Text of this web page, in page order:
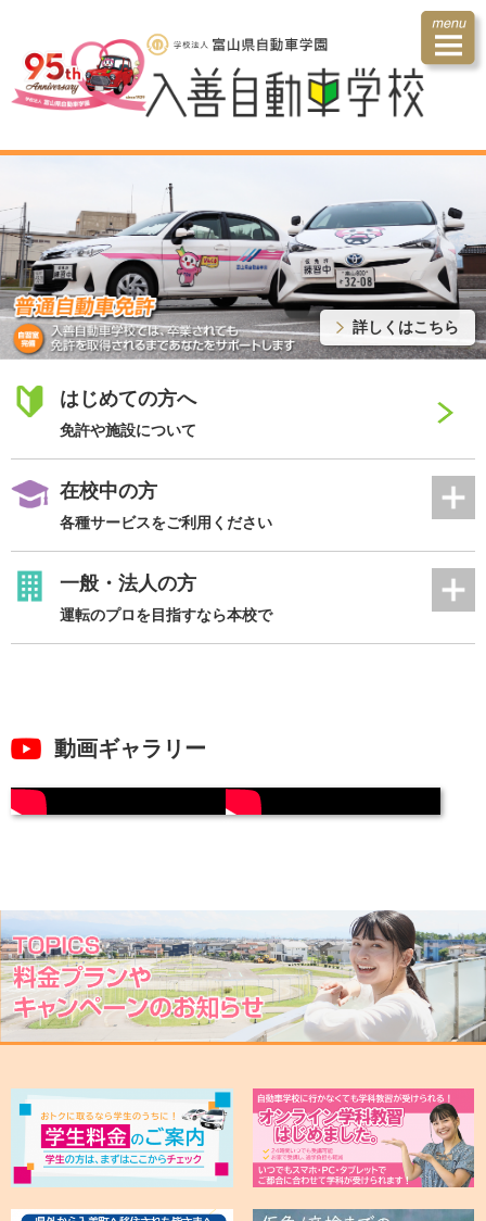
詳しくはこちら
はじめての方へ
免許や施設について
在校中の方
各種サービスをご利用ください
一般・法人の方
運転のプロを目指すなら本校で
動画ギャラリー
グループ校のご紹介 一緒に働きませんか？